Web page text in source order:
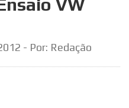
VW
- Por: Redação